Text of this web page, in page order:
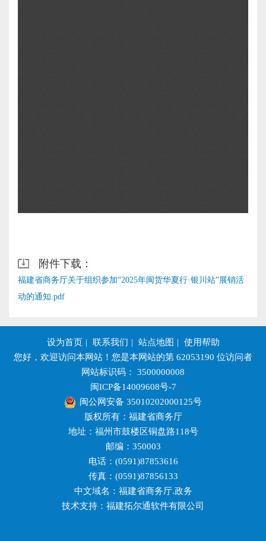
附件下载：
福建省商务厅关于组织参加“2025年闽货华夏行·银川站”展销活
动的通知.pdf
设为首页 | 联系我们 | 站点地图 |
使用帮助
您好，欢迎访问本网站！您是本网站的第 62053190 位访问者
网站标识码： 3500000008
闽ICP备14009608号-7
闽公网安备 35010202000125号
版权所有：福建省商务厅
地址：福州市鼓楼区铜盘路118号
邮编：350003
电话：(0591)87853616
传真：(0591)87856133
中文域名：福建省商务厅.政务
技术支持：福建拓尔通软件有限公司